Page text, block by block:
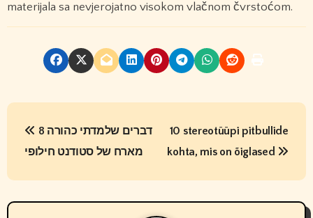
materijala sa nevjerojatno visokom vlačnom čvrstoćom.
P
s
t
8 דברים שלמדתי כהורה
מארח של סטודנט חילופי
10 stereotüüpi pitbullide
kohta, mis on õiglased